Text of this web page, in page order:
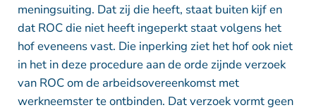
meningsuiting. Dat zij die heeft, staat buiten kijf en
dat ROC die niet heeft ingeperkt staat volgens het
hof eveneens vast. Die inperking ziet het hof ook niet
in het in deze procedure aan de orde zijnde verzoek
van ROC om de arbeidsovereenkomst met
werkneemster te ontbinden. Dat verzoek vormt geen